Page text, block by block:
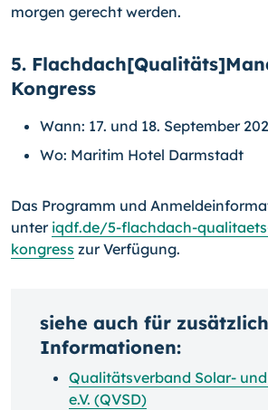
morgen gerecht werden.
5.
Kongress
Wann: 17. und 18. September
Wo: Maritim Hotel Darmstadt
Das Programm und
unter iqdf.de/5-flachdach-
kongress zur Verfügung.
siehe auch für
Informationen:
Qualitätsverband Solar-
e.V. (QVSD)